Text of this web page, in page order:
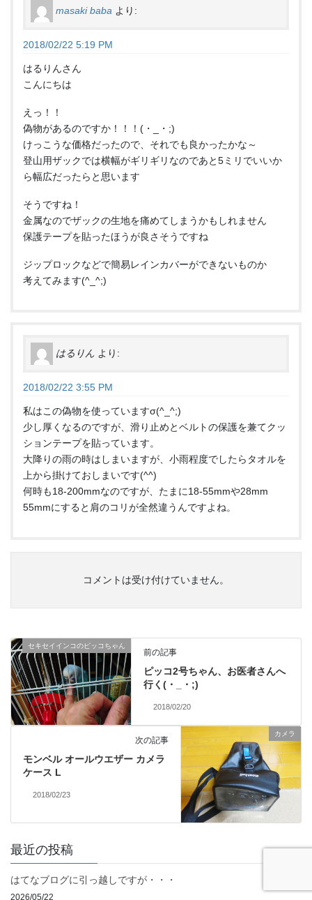
masaki baba より:
2018/02/22 5:19 PM
はるりんさん
こんにちは
えっ！！
偽物があるのですか！！！(・_・;)
けっこうな価格だったので、それでも良かったかな～
登山用ザックでは横幅がギリギリなのであと5ミリでいいか
ら幅広だったらと思います
そうですね！
金属なのでザックの生地を痛めてしまうかもしれません
保護テープを貼ったほうが良さそうですね
ジップロックなどで簡易レインカバーができないものか
考えてみます(^_^;)
はるりん より:
2018/02/22 3:55 PM
私はこの偽物を使っていますσ(^_^;)
少し厚くなるのですが、滑り止めとベルトの保護を兼てクッ
ションテープを貼っています。
大降りの雨の時はしまいますが、小雨程度でしたらタオルを
上から掛けておしまいです(^^)
何時も18-200mmなのですが、たまに18-55mmや28mm
55mmにすると肩のコリが全然違うんですよね。
コメントは受け付けていません。
セキセイインコのピッコちゃん
前の記事
ピッコ2号ちゃん、お医者さんへ
行く(・_・;)
2018/02/20
カメラ
次の記事
モンベル オールウエザー カメラ
ケース L
2018/02/23
最近の投稿
はてなブログに引っ越しですが・・・
2026/05/22